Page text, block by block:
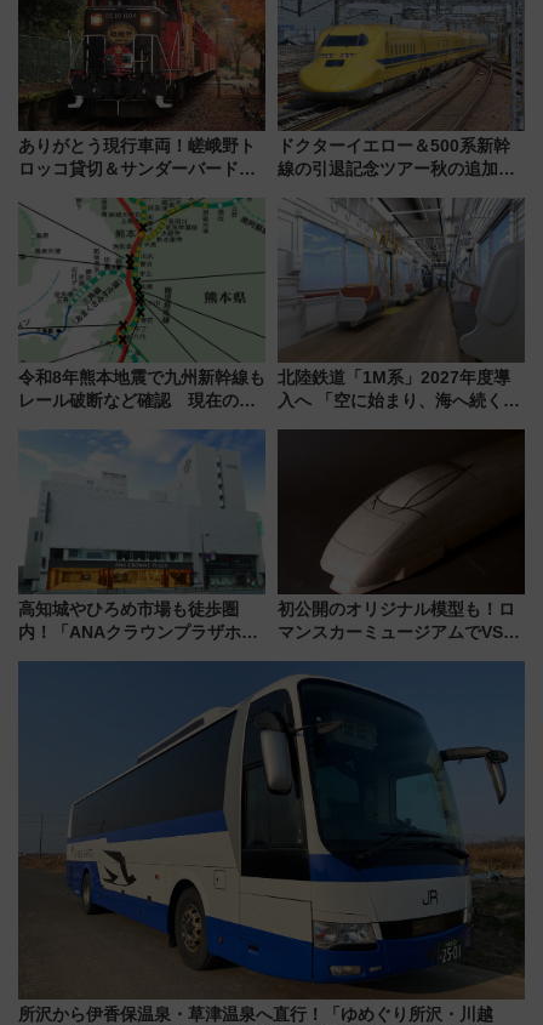
ありがとう現行車両！嵯峨野ト
ロッコ貸切＆サンダーバードレ
斉藤雪乃＆福原トシヒロと行
く！9月13日「京都の鉄道満喫
ツアー」開催
ドクターイエロー＆500系新幹
線の引退記念ツアー秋の追加企
ホテル情報まとめ
令和8年熊本地震で九州新幹線も
レール破断など確認 現在の運
北陸鉄道「1M系」2027年度導
入へ 「空に始まり、海へ続く」
高知城やひろめ市場も徒歩圏
内！「ANAクラウンプラザホテ
初公開のオリジナル模型も！ロ
マンスカーミュージアムでVSE
15日スタート
所沢から伊香保温泉・草津温泉へ直行！「ゆめぐり所沢・川越